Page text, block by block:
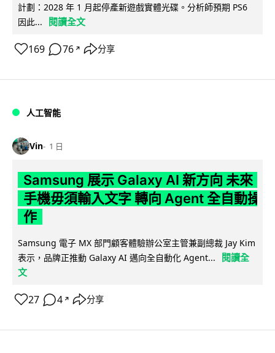
計劃：2028 年 1 月起停產新遊戲實體光碟。分析師預期 PS6
因此...
閱讀全文
169 76 ↗ 分享
人工智能
Vin 1 日
Samsung 展示 Galaxy AI 新方向 未來
手機毋須輸入文字 轉向 Agent 全自動操
作
Samsung 電子 MX 部門顧客體驗辦公室主管兼副總裁 Jay Kim
表示，品牌正推動 Galaxy AI 邁向全自動化 Agent...
閱讀全
文
27 4 ↗ 分享